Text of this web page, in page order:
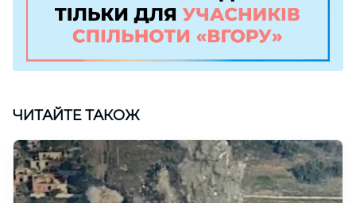
ЧИТАЙТЕ ТАКОЖ